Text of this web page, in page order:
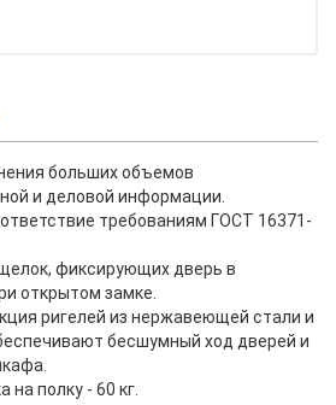
больших объемов
и деловой информации.
требованиям ГОСТ 16371-
фиксирующих дверь в
открытом замке.
ригелей из нержавеющей стали и
бесшумный ход дверей и
на полку - 60 кг.